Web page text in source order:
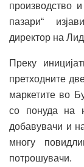
производство
пазари“
директор на
Преку
претходните
маркетите во
со понуда на
добавувачи и
многу
потрошувачи.